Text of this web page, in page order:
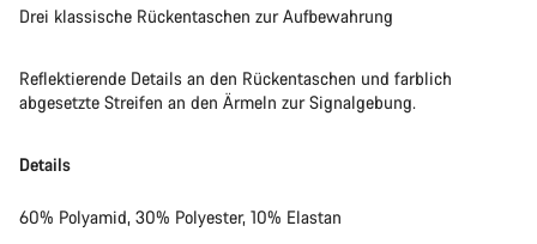
Drei klassische Rückentaschen zur Aufbewahrung
Reflektierende Details an den Rückentaschen und farblich
abgesetzte Streifen an den Ärmeln zur Signalgebung.
Details
60% Polyamid, 30% Polyester, 10% Elastan